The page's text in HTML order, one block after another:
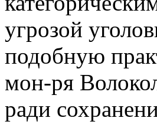
угрозой
подобную
мон-ря
ради